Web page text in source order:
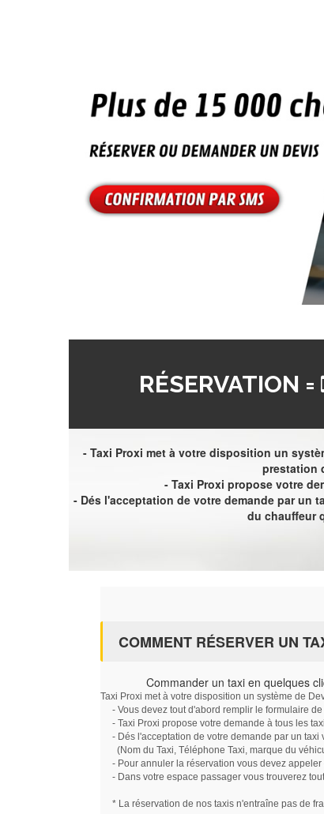
RÉSERVATION =
- Taxi Proxi met à votre disposition un
prestation
- Taxi Proxi propose votre
- Dés l'acceptation de votre demande par un
du chauffeur
COMMENT RÉSERVER UN
Commander un taxi en quelques
Taxi Proxi met à votre disposition un système de
- Vous devez tout d'abord remplir le formulaire
- Taxi Proxi propose votre demande à tous les
- Dés l'acceptation de votre demande par un taxi
(Nom du Taxi, Téléphone Taxi, marque du
- Pour annuler la réservation vous devez appeler
- Dans votre espace passager vous trouverez
* La réservation de nos taxis n'entraîne pas de